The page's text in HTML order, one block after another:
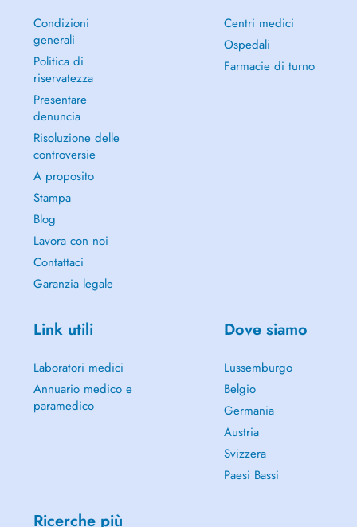
Condizioni
generali
Politica di
riservatezza
Presentare
denuncia
Risoluzione delle
controversie
A proposito
Stampa
Blog
Lavora con noi
Contattaci
Garanzia legale
Centri medici
Ospedali
Farmacie di turno
Link utili
Laboratori medici
Annuario medico e
paramedico
Dove siamo
Lussemburgo
Belgio
Germania
Austria
Svizzera
Paesi Bassi
Ricerche più